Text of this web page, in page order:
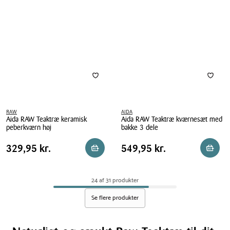
RAW
Aida RAW Teaktræ keramisk
peberkværn høj
Aida
RAW
Pris
Pris 329,95 kr.
329,95 kr. Reservér i butik
AIDA
Aida RAW Teaktræ kværnesæt med
bakke 3 dele
Aida
RAW
kværnesæt
med
bakke
3
Pris
Pris 549,95 kr.
549,95 kr.
24 af 31 produkter
Se flere produkter